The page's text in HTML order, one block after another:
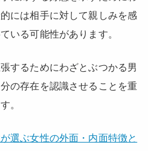
には相手に対して親しみを感
いる可能性があります。
するためにわざとぶつかる男
の存在を認識させることを重
。
選ぶ女性の外面・内面特徴と